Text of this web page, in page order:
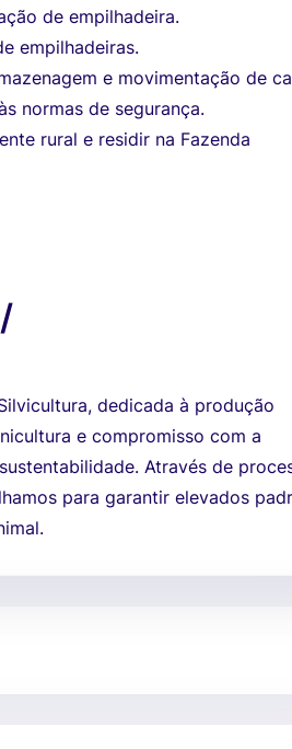
de empilhadeira.
empilhadeiras.
e movimentação de
normas de segurança.
rural e residir na Fazenda
dedicada à produção
e compromisso com a
Através de
para garantir elevados